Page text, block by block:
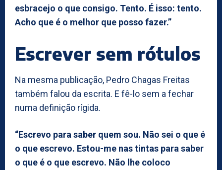
esbracejo o que consigo. Tento. É isso: tento.
Acho que é o melhor que posso fazer.”
Escrever sem rótulos
Na mesma publicação, Pedro Chagas Freitas
também falou da escrita. E fê-lo sem a fechar
numa definição rígida.
“Escrevo para saber quem sou. Não sei o que é
o que escrevo. Estou-me nas tintas para saber
o que é o que escrevo. Não lhe coloco